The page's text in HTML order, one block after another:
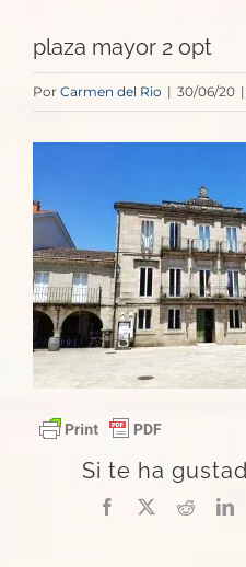
plaza mayor 2 opt
Por Carmen del Rio | 30/06/20 |
Si te ha
Facebook
X Reddit